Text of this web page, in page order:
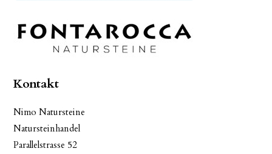
Kontakt
Nimo Natursteine
Natursteinhandel
Parallelstrasse 52